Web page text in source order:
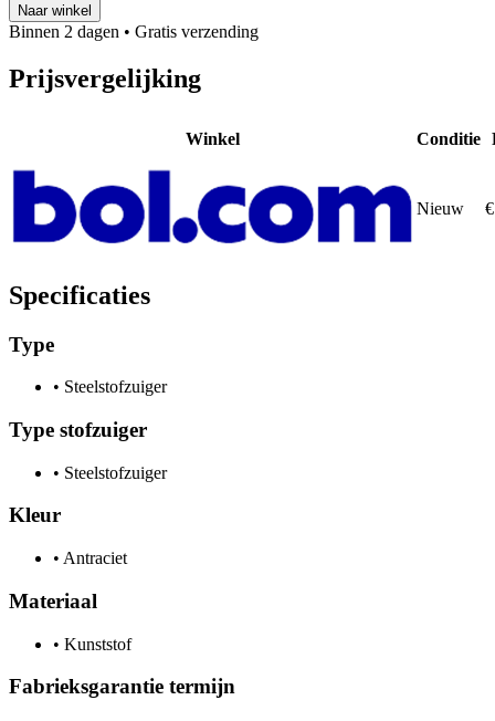
Naar winkel
Binnen 2 dagen • Gratis verzending
Prijsvergelijking
Winkel Conditie
Nieuw
Specificaties
Type
• Steelstofzuiger
Type stofzuiger
• Steelstofzuiger
Kleur
• Antraciet
Materiaal
• Kunststof
Fabrieksgarantie termijn